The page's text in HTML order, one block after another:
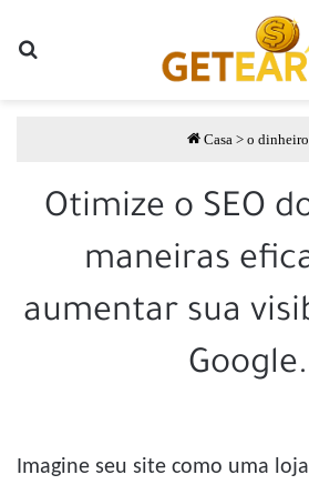
Casa > o dinheiro
Otimize o SEO
maneiras
aumentar sua
Google.
Imagine seu site como uma